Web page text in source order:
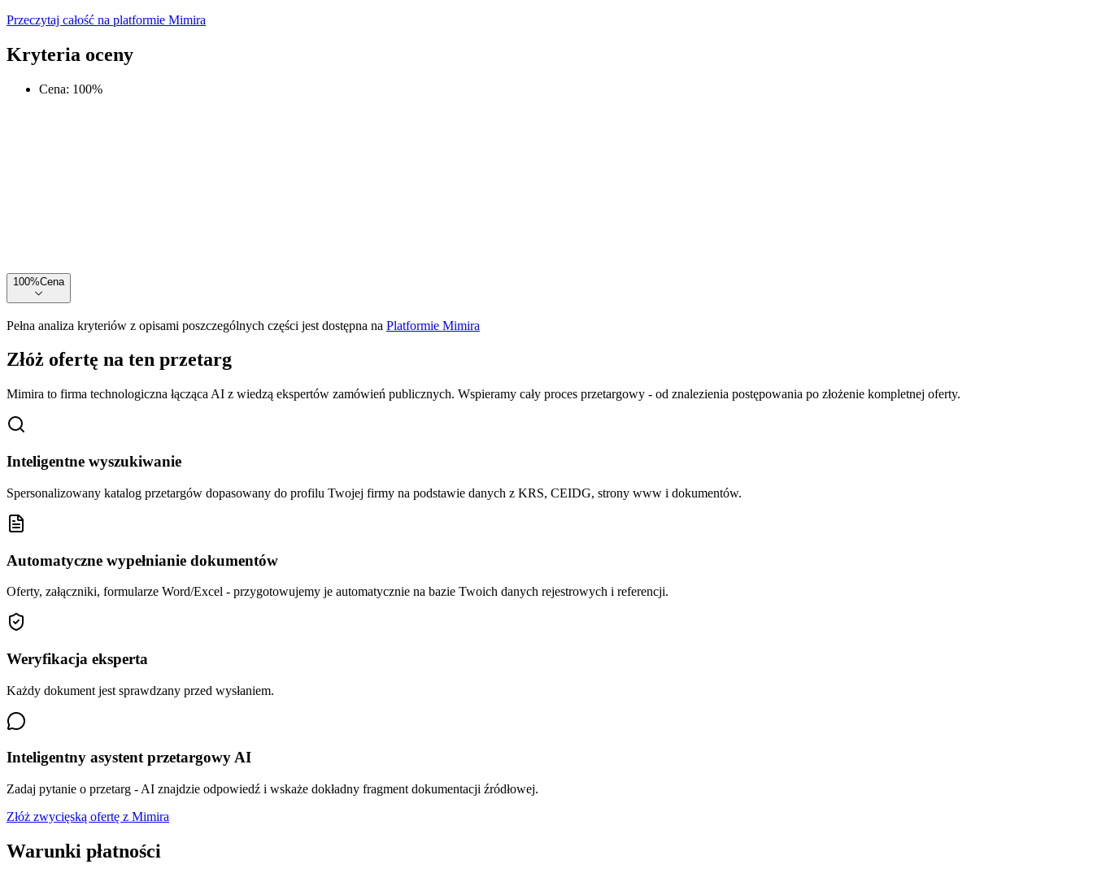
Przeczytaj całość na platformie Mimira
Kryteria oceny
Cena: 100%
100%Cena
Pełna analiza kryteriów z opisami poszczególnych części jest dostępna na Platformie Mimira
Złóż ofertę na ten przetarg
Mimira to firma technologiczna łącząca AI z wiedzą ekspertów zamówień publicznych. Wspieramy cały proces przetargowy - od znalezienia postępowania po złożenie kompletnej oferty.
Inteligentne wyszukiwanie
Spersonalizowany katalog przetargów dopasowany do profilu Twojej firmy na podstawie danych z KRS, CEIDG, strony www i dokumentów.
Automatyczne wypełnianie dokumentów
Oferty, załączniki, formularze Word/Excel - przygotowujemy je automatycznie na bazie Twoich danych rejestrowych i referencji.
Weryfikacja eksperta
Każdy dokument jest sprawdzany przed wysłaniem.
Inteligentny asystent przetargowy AI
Zadaj pytanie o przetarg - AI znajdzie odpowiedź i wskaże dokładny fragment dokumentacji źródłowej.
Złóż zwycięską ofertę z Mimira
Warunki płatności